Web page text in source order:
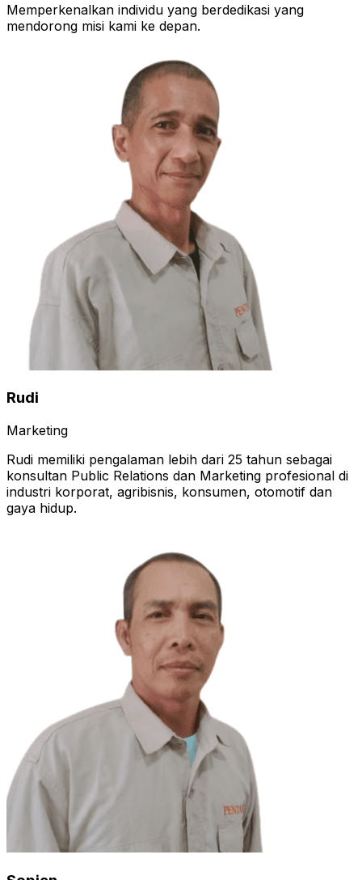
Memperkenalkan individu yang berdedikasi yang
mendorong misi kami ke depan.
Rudi
Marketing
Rudi memiliki pengalaman lebih dari 25 tahun sebagai
konsultan Public Relations dan Marketing profesional di
industri korporat, agribisnis, konsumen, otomotif dan
gaya hidup.